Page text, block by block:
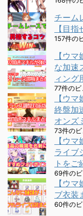
チーム
【目
157件の
【ウ
な加速
ィング
77件のビ
【ウ
終盤加
オンズ
73件のビ
【ウ
ライブ
トをご
69件の
【ウ
ブ衣装
60件の